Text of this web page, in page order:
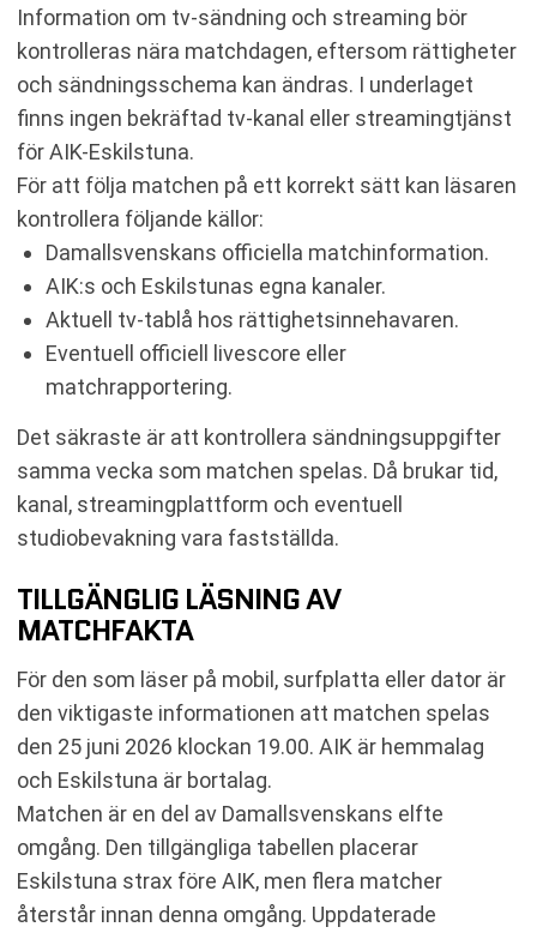
Information om tv-sändning och streaming bör
kontrolleras nära matchdagen, eftersom rättigheter
och sändningsschema kan ändras. I underlaget
finns ingen bekräftad tv-kanal eller streamingtjänst
för AIK-Eskilstuna.
För att följa matchen på ett korrekt sätt kan läsaren
kontrollera följande källor:
Damallsvenskans officiella matchinformation.
AIK:s och Eskilstunas egna kanaler.
Aktuell tv-tablå hos rättighetsinnehavaren.
Eventuell officiell livescore eller
matchrapportering.
Det säkraste är att kontrollera sändningsuppgifter
samma vecka som matchen spelas. Då brukar tid,
kanal, streamingplattform och eventuell
studiobevakning vara fastställda.
TILLGÄNGLIG LÄSNING AV
MATCHFAKTA
För den som läser på mobil, surfplatta eller dator är
den viktigaste informationen att matchen spelas
den 25 juni 2026 klockan 19.00. AIK är hemmalag
och Eskilstuna är bortalag.
Matchen är en del av Damallsvenskans elfte
omgång. Den tillgängliga tabellen placerar
Eskilstuna strax före AIK, men flera matcher
återstår innan denna omgång. Uppdaterade